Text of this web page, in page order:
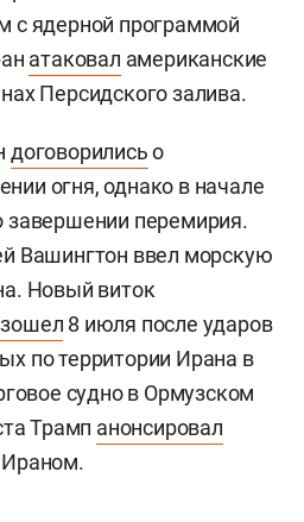
для комплексов
рассчитывал получить
который позволил бы
Украина может начать
США.
США начали
Ирана совместно с
по военным объектам и
с ядерной программой
атаковаламериканские
Персидского залива.
договорились